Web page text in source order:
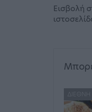
Εισβολή
ΔΙΕΘΝΉ